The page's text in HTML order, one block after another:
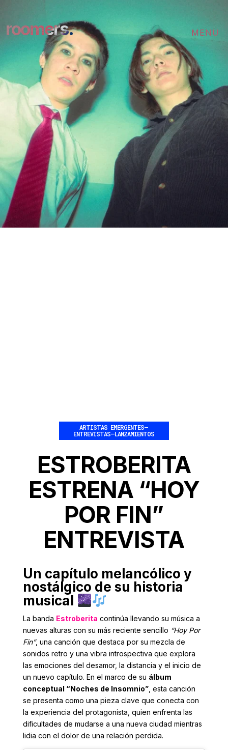
roomers.
ARTISTAS EMERGENTES–
ENTREVISTAS–LANZAMIENTOS
ESTROBERITA
ESTRENA “HOY
POR FIN”
ENTREVISTA
Un capítulo melancólico y
nostálgico de su historia
musical
La banda Estroberita continúa llevando su música a
nuevas alturas con su más reciente sencillo “Hoy Por
Fin”, una canción que destaca por su mezcla de
sonidos retro y una vibra introspectiva que explora
las emociones del desamor, la distancia y el inicio de
un nuevo capítulo. En el marco de su álbum
conceptual “Noches de Insomnio”, esta canción
se presenta como una pieza clave que conecta con
la experiencia del protagonista, quien enfrenta las
dificultades de mudarse a una nueva ciudad mientras
lidia con el dolor de una relación perdida.